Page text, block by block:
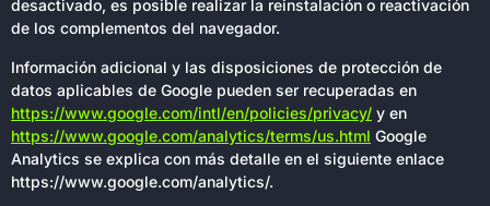
desactivado, es posible realizar la reinstalación o reactivación
de los complementos del navegador.
Información adicional y las disposiciones de protección de
datos aplicables de Google pueden ser recuperadas en
https://www.google.com/intl/en/policies/privacy/ y en
https://www.google.com/analytics/terms/us.html Google
Analytics se explica con más detalle en el siguiente enlace
https://www.google.com/analytics/.